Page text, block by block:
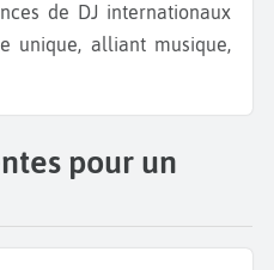
de DJ internationaux
unique, alliant musique,
pour un